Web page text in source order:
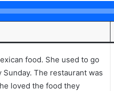
food. She used to go
The restaurant was
loved the food they